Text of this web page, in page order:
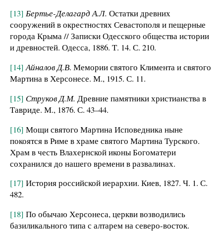
[13] Бертье-Делагард А.Л. Остатки древних
сооружений в окрестностях Севастополя и пещерные
города Крыма // Записки Одесского общества истории
и древностей. Одесса, 1886. Т. 14. С. 210.
[14] Айналов Д.В. Мемории святого Климента и святого
Мартина в Херсонесе. М., 1915. С. 11.
[15] Струков Д.М. Древние памятники христианства в
Тавриде. М., 1876. С. 43–44.
[16] Мощи святого Мартина Исповедника ныне
покоятся в Риме в храме святого Мартина Турского.
Храм в честь Влахернской иконы Богоматери
сохранился до нашего времени в развалинах.
[17] История российской иерархии. Киев, 1827. Ч. 1. С.
482.
[18] По обычаю Херсонеса, церкви возводились
базиликального типа с алтарем на северо-восток.